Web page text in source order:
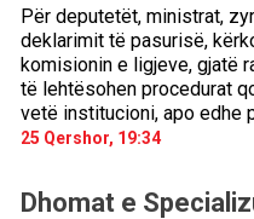
Për deputetët, ministrat,
deklarimit të pasurisë,
komisionin e ligjeve, gjatë
të lehtësohen procedurat
vetë institucioni, apo edhe
25 Qershor, 19:34
Dhomat e